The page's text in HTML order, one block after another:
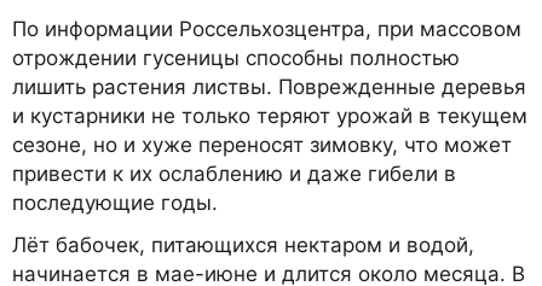
По информации Россельхозцентра, при массовом
отрождении гусеницы способны полностью
лишить растения листвы. Поврежденные деревья
и кустарники не только теряют урожай в текущем
сезоне, но и хуже переносят зимовку, что может
привести к их ослаблению и даже гибели в
последующие годы.
Лёт бабочек, питающихся нектаром и водой,
начинается в мае-июне и длится около месяца. В